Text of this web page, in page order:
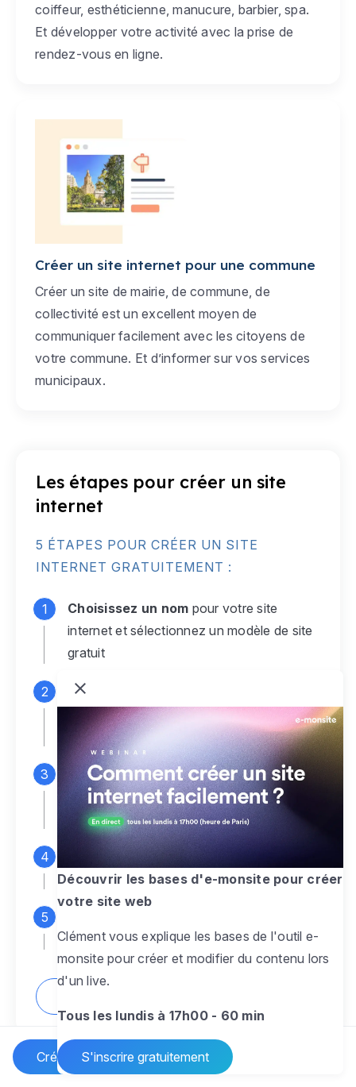
Créer un site Internet
coiffeur, esthéticienne, manucure, barbier, spa.
Et développer votre activité avec la prise de
rendez-vous en ligne.
Créer un site internet pour une commune
Créer un site de mairie, de commune, de
collectivité est un excellent moyen de
communiquer facilement avec les citoyens de
votre commune. Et d’informer sur vos services
municipaux.
Les étapes pour créer un site
internet
5 ÉTAPES POUR CRÉER UN SITE
INTERNET GRATUITEMENT :
Choisissez un nom pour votre site
internet et sélectionnez un modèle de site
gratuit
Connectez-vous
monsite gratuit pour accéder à votre
espace d'administration
Personnalisez entièrement le
designpour créer un site web sur-mesure,
à votre image
Ajoutez des pagessans limite pour
présenter votre activité, votre passion
pour rendre votre site dynamique
Découvrir les bases d'e-monsite pour créer
votre site web
Clément vous explique les bases de l'outil e-
monsite pour créer et modifier du contenu lors
d'un live.
Tous les lundis à 17h00 - 60 min
S'inscrire gratuitement